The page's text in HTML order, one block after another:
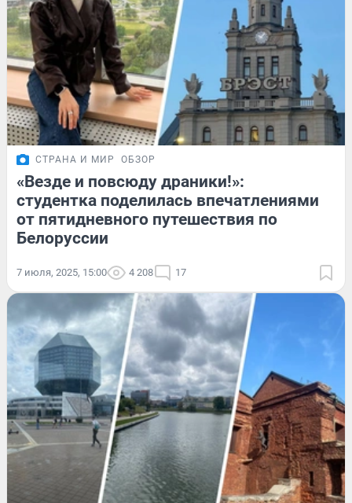
СТРАНА И МИР ОБЗОР
«Везде и повсюду драники!»:
студентка поделилась впечатлениями
от пятидневного путешествия по
Белоруссии
7 июля, 2025, 15:00 4 208 17